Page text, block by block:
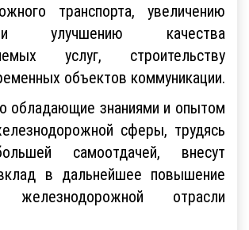
транспорта, увеличению
улучшению качества
услуг, строительству
объектов коммуникации.
обладающие знаниями и опытом
сферы, трудясь
самоотдачей, внесут
в дальнейшее повышение
железнодорожной отрасли